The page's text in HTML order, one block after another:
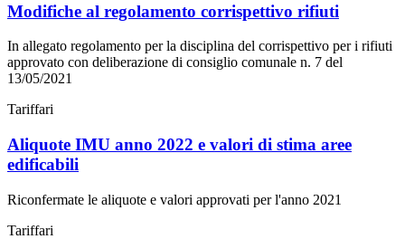
Modifiche al regolamento corrispettivo rifiuti
In allegato regolamento per la disciplina del corrispettivo per i rifiuti
approvato con deliberazione di consiglio comunale n. 7 del
13/05/2021
Tariffari
Aliquote IMU anno 2022 e valori di stima aree
edificabili
Riconfermate le aliquote e valori approvati per l'anno 2021
Tariffari